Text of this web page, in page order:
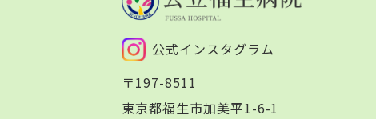
公式インスタグラム
〒197-8511
東京都福生市加美平1-6-1